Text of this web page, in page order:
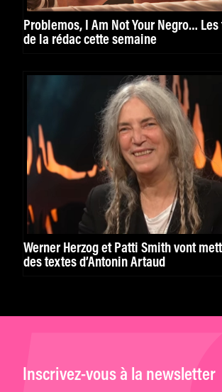
Problemos, I Am Not Your Negro…
de la rédac cette semaine
Werner Herzog et Patti Smith vont mettre en musique
des textes d’Antonin Artaud
Inscrivez-vous à la newsletter